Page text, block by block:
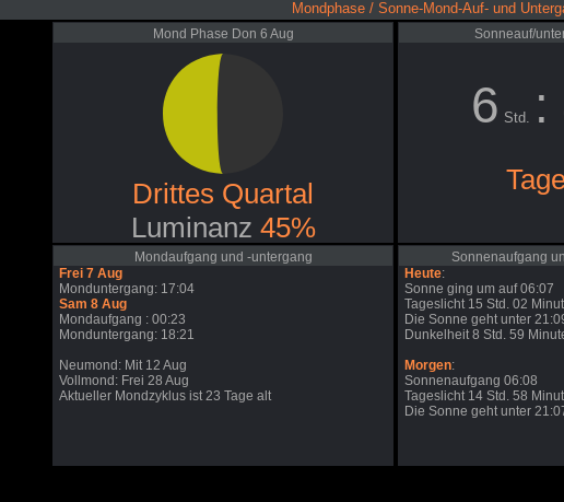
Mondphase / Sonne-Mond-Auf- und
Mond Phase Don 6 Aug
Drittes Quartal
Luminanz 45%
Sonneauf/
6 Std. :
Mondaufgang und -untergang
Frei 7 Aug
Monduntergang: 17:04
Sam 8 Aug
Mondaufgang : 00:23
Monduntergang: 18:21
Neumond: Mit 12 Aug
Vollmond: Frei 28 Aug
Aktueller Mondzyklus ist 23 Tage alt
Sonnenaufgang
Heute:
Sonne ging um auf 06:07
Tageslicht 15 Std. 02
Die Sonne geht unter
Dunkelheit 8 Std. 59
Morgen:
Sonnenaufgang 06:08
Tageslicht 14 Std. 58
Die Sonne geht unter